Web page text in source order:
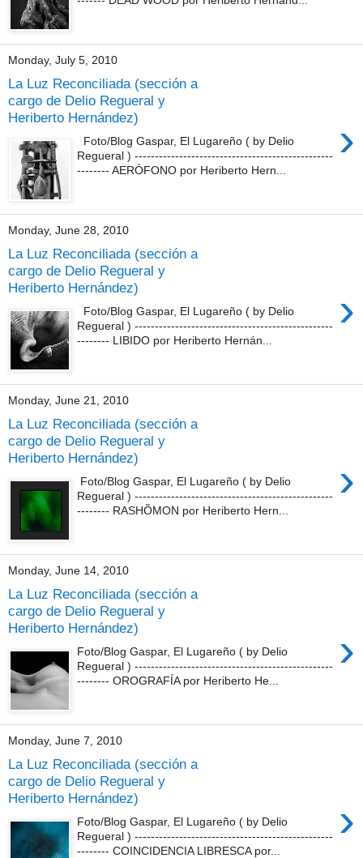
Monday, July 5, 2010
La Luz Reconciliada (sección a
cargo de Delio Regueral y
Heriberto Hernández)
›
Foto/Blog Gaspar, El Lugareño ( by Delio
Regueral ) -------------------------------------------------
-------- AERÓFONO por Heriberto Hern...
Monday, June 28, 2010
La Luz Reconciliada (sección a
cargo de Delio Regueral y
Heriberto Hernández)
›
Foto/Blog Gaspar, El Lugareño ( by Delio
Regueral ) -------------------------------------------------
-------- LIBIDO por Heriberto Hernán...
Monday, June 21, 2010
La Luz Reconciliada (sección a
cargo de Delio Regueral y
Heriberto Hernández)
›
Foto/Blog Gaspar, El Lugareño ( by Delio
Regueral ) -------------------------------------------------
-------- RASHÕMON por Heriberto Hern...
Monday, June 14, 2010
La Luz Reconciliada (sección a
cargo de Delio Regueral y
Heriberto Hernández)
›
Foto/Blog Gaspar, El Lugareño ( by Delio
Regueral ) -------------------------------------------------
-------- OROGRAFÍA por Heriberto He...
Monday, June 7, 2010
La Luz Reconciliada (sección a
cargo de Delio Regueral y
Heriberto Hernández)
›
Foto/Blog Gaspar, El Lugareño ( by Delio
Regueral ) -------------------------------------------------
-------- COINCIDENCIA LIBRESCA por...